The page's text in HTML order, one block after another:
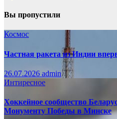
Вы пропустили
Космос
Частная ракета из Индии
26.07.2026 admin
Интиресное
Хоккейное сообщество
Монументу Победы в Минске